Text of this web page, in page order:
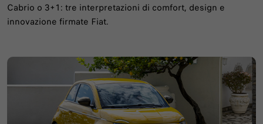
Cabrio o 3+1: tre interpretazioni di comfort, design e
innovazione firmate Fiat.